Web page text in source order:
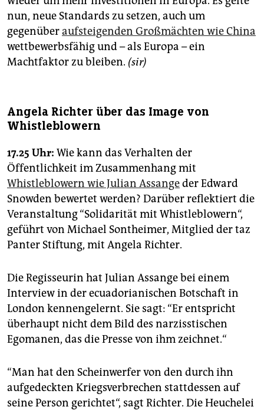
nun, neue Standards zu setzen, auch um
gegenüberaufsteigenden Großmächten wie China
wettbewerbsfähig und – als Europa – ein
Machtfaktor zu bleiben. (sir)
Angela Richter über das Image von
Whistleblowern
17.25 Uhr: Wie kann das Verhalten der
Öffentlichkeit im Zusammenhang mit
Whistleblowern wie Julian Assangeder Edward
Snowden bewertet werden? Darüber reflektiert die
Veranstaltung “Solidarität mit Whistleblowern“,
geführt von Michael Sontheimer, Mitglied der taz
Panter Stiftung, mit Angela Richter.
Die Regisseurin hat Julian Assange bei einem
Interview in der ecuadorianischen Botschaft in
London kennengelernt. Sie sagt: “Er entspricht
überhaupt nicht dem Bild des narzisstischen
Egomanen, das die Presse von ihm zeichnet.“
“Man hat den Scheinwerfer von den durch ihn
aufgedeckten Kriegsverbrechen stattdessen auf
seine Person gerichtet“, sagt Richter. Die Heuchelei